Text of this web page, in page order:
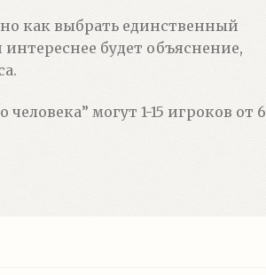
как выбрать единственный
будет объяснение,
могут 1-15 игроков от 6